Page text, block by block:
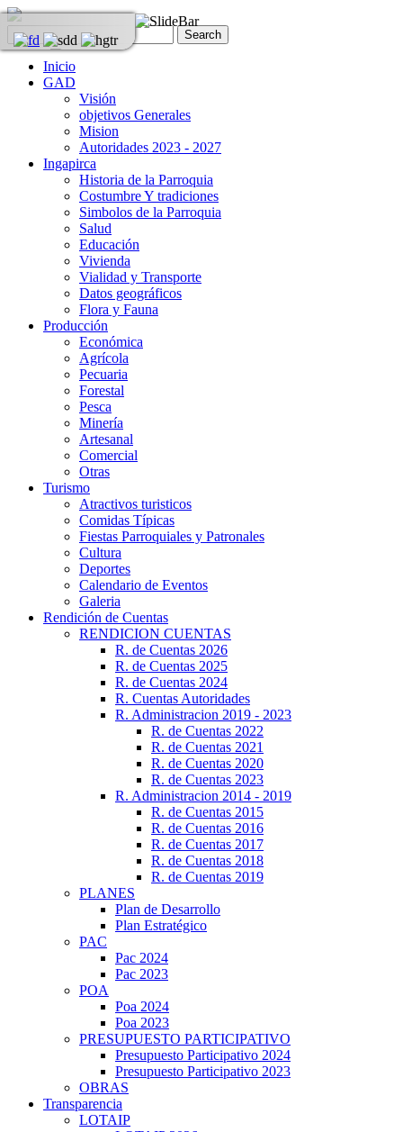
Inicio
GAD
Visión
objetivos Generales
Mision
Autoridades 2023 - 2027
Ingapirca
Historia de la Parroquia
Costumbre Y tradiciones
Simbolos de la Parroquia
Salud
Educación
Vivienda
Vialidad y Transporte
Datos geográficos
Flora y Fauna
Producción
Económica
Agrícola
Pecuaria
Forestal
Pesca
Minería
Artesanal
Comercial
Otras
Turismo
Atractivos turisticos
Comidas Típicas
Fiestas Parroquiales y Patronales
Cultura
Deportes
Calendario de Eventos
Galeria
Rendición de Cuentas
RENDICION CUENTAS
R. de Cuentas 2026
R. de Cuentas 2025
R. de Cuentas 2024
R. Cuentas Autoridades
R. Administracion 2019 - 2023
R. de Cuentas 2022
R. de Cuentas 2021
R. de Cuentas 2020
R. de Cuentas 2023
R. Administracion 2014 - 2019
R. de Cuentas 2015
R. de Cuentas 2016
R. de Cuentas 2017
R. de Cuentas 2018
R. de Cuentas 2019
PLANES
Plan de Desarrollo
Plan Estratégico
PAC
Pac 2024
Pac 2023
POA
Poa 2024
Poa 2023
PRESUPUESTO PARTICIPATIVO
Presupuesto Participativo 2024
Presupuesto Participativo 2023
OBRAS
Transparencia
LOTAIP